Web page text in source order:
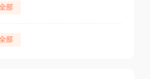
部
部